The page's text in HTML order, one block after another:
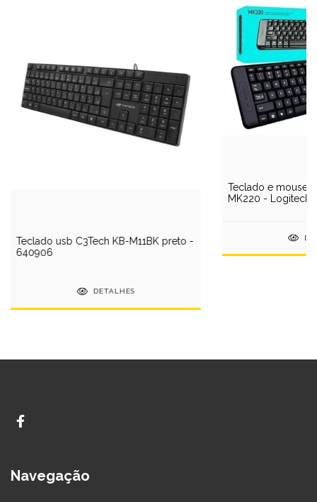
Teclado usb C3Tech KB-M11BK preto -
640906
DETALHES
Teclado e mouse
MK220 - Logitech
Navegação